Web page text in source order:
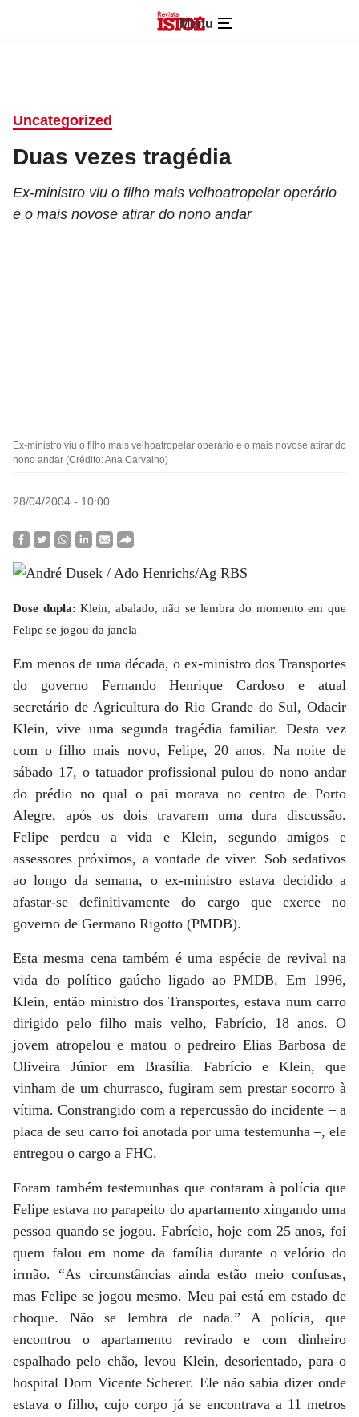
Menu
Uncategorized
Duas vezes tragédia
Ex-ministro viu o filho mais velhoatropelar operário
e o mais novose atirar do nono andar
Ex-ministro viu o filho mais velhoatropelar operário e o mais novose atirar do
nono andar (Crédito: Ana Carvalho)
28/04/2004 - 10:00
Dose dupla: Klein, abalado, não se lembra do momento em que
Felipe se jogou da janela
Em menos de uma década, o ex-ministro dos Transportes
do governo Fernando Henrique Cardoso e atual
secretário de Agricultura do Rio Grande do Sul, Odacir
Klein, vive uma segunda tragédia familiar. Desta vez
com o filho mais novo, Felipe, 20 anos. Na noite de
sábado 17, o tatuador profissional pulou do nono andar
do prédio no qual o pai morava no centro de Porto
Alegre, após os dois travarem uma dura discussão.
Felipe perdeu a vida e Klein, segundo amigos e
assessores próximos, a vontade de viver. Sob sedativos
ao longo da semana, o ex-ministro estava decidido a
afastar-se definitivamente do cargo que exerce no
governo de Germano Rigotto (PMDB).
Esta mesma cena também é uma espécie de revival na
vida do político gaúcho ligado ao PMDB. Em 1996,
Klein, então ministro dos Transportes, estava num carro
dirigido pelo filho mais velho, Fabrício, 18 anos. O
jovem atropelou e matou o pedreiro Elias Barbosa de
Oliveira Júnior em Brasília. Fabrício e Klein, que
vinham de um churrasco, fugiram sem prestar socorro à
vítima. Constrangido com a repercussão do incidente – a
placa de seu carro foi anotada por uma testemunha –, ele
entregou o cargo a FHC.
Foram também testemunhas que contaram à polícia que
Felipe estava no parapeito do apartamento xingando uma
pessoa quando se jogou. Fabrício, hoje com 25 anos, foi
quem falou em nome da família durante o velório do
irmão. “As circunstâncias ainda estão meio confusas,
mas Felipe se jogou mesmo. Meu pai está em estado de
choque. Não se lembra de nada.” A polícia, que
encontrou o apartamento revirado e com dinheiro
espalhado pelo chão, levou Klein, desorientado, para o
hospital Dom Vicente Scherer. Ele não sabia dizer onde
estava o filho, cujo corpo já se encontrava a 11 metros